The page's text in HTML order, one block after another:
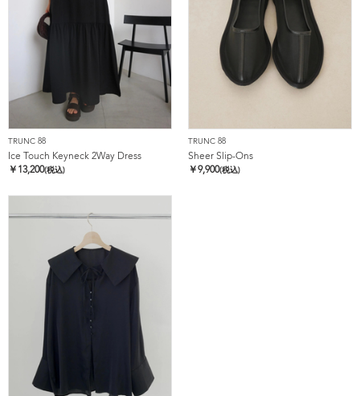
TRUNC 88
Ice Touch Keyneck 2Way Dress
￥ 13,200(税込)
TRUNC 88
Sheer Slip-Ons
￥9,900(税込)